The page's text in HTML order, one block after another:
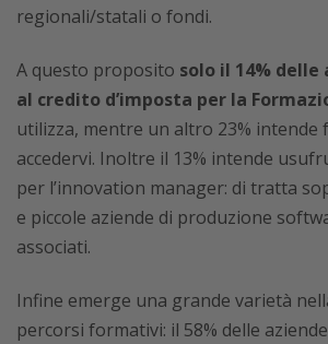
regionali/statali o fondi.
A questo proposito solo il 14% delle
al credito d’imposta per la
utilizza, mentre un altro 23% intende
accedervi. Inoltre il 13% intende
per l’innovation manager: di tratta
e piccole aziende di produzione
associati.
Infine emerge una grande varietà
percorsi formativi: il 58% delle